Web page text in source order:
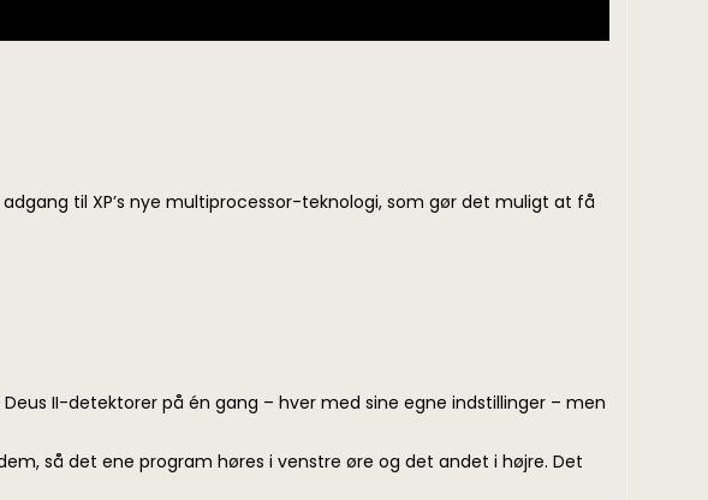
til XP’s nye multiprocessor-teknologi, som gør det muligt at få
II-detektorer på én gang – hver med sine egne indstillinger – men
så det ene program høres i venstre øre og det andet i højre. Det